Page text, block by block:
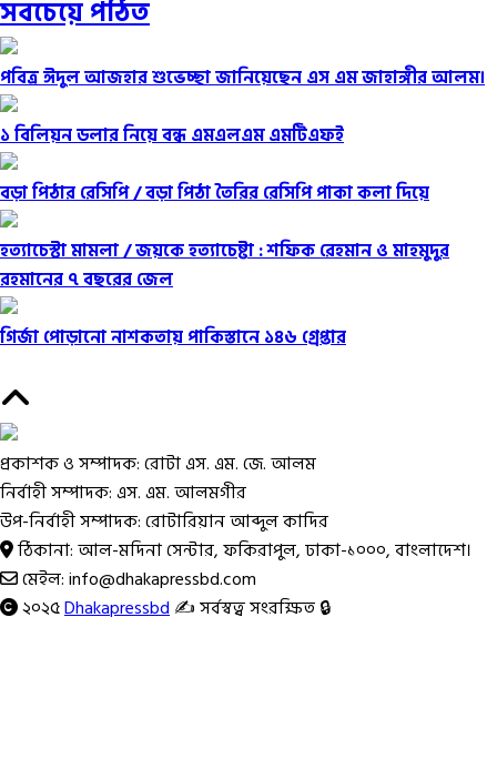
সবচেয়ে পঠিত
পবিত্র ঈদুল আজহার শুভেচ্ছা জানিয়েছেন এস এম জাহাঙ্গীর আলম।
১ বিলিয়ন ডলার নিয়ে বন্ধ এমএলএম এমটিএফই
বড়া পিঠার রেসিপি /বড়া পিঠা তৈরির রেসিপি পাকা কলা দিয়ে
হত্যাচেস্টা মামলা /জয়কে হত্যাচেষ্টা : শফিক রেহমান ও মাহমুদুর
রহমানের ৭ বছরের জেল
গির্জা পোড়ানো নাশকতায় পাকিস্তানে ১৪৬ গ্রেপ্তার
প্রকাশক ও সম্পাদক: রোটা এস. এম. জে. আলম
নির্বাহী সম্পাদক: এস. এম. আলমগীর
উপ-নির্বাহী সম্পাদক: রোটারিয়ান আব্দুল কাদির
ঠিকানা: আল-মদিনা সেন্টার, ফকিরাপুল, ঢাকা-১০০০, বাংলাদেশ।
মেইল: info@dhakapressbd.com
২০২৫Dhakapressbd✍️ সর্বস্বত্ব সংরক্ষিত 🔒